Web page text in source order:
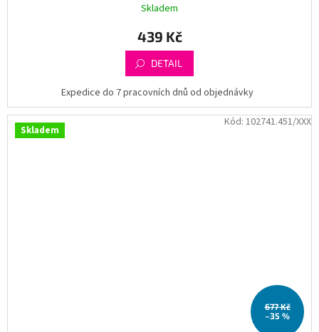
Skladem
439 Kč
DETAIL
Expedice do 7 pracovních dnů od objednávky
Skladem
677 Kč
–35 %
Kód: 102741.451/XXX